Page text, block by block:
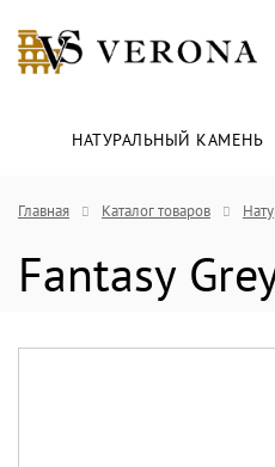
НАТУРАЛЬНЫЙ КАМЕНЬ
Главная Каталог товаров
Fantasy